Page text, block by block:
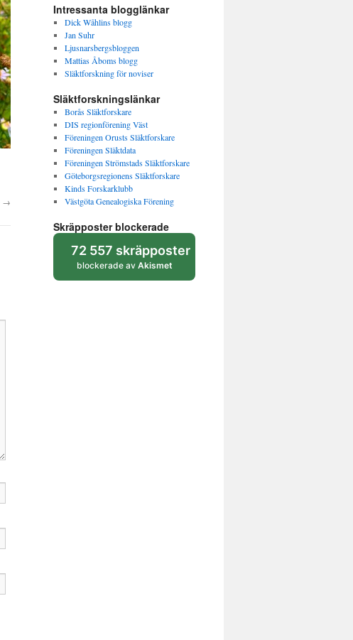
→
Intressanta blogglänkar
Dick Wåhlins blogg
Jan Suhr
Ljusnarsbergsbloggen
Mattias Åboms blogg
Släktforskning för noviser
Släktforskningslänkar
Borås Släktforskare
DIS regionförening Väst
Föreningen Orusts Släktforskare
Föreningen Släktdata
Föreningen Strömstads Släktforskare
Göteborgsregionens Släktforskare
Kinds Forskarklubb
Västgöta Genealogiska Förening
Skräpposter blockerade
72 557 skräpposter
blockerade av Akismet